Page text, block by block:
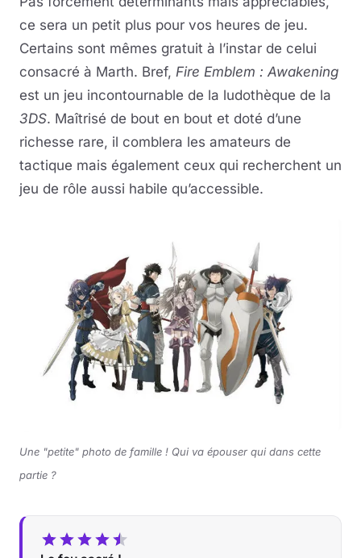
ce sera un petit plus pour vos heures de jeu.
Certains sont mêmes gratuit à l’instar de celui
consacré à Marth. Bref, Fire Emblem : Awakening
est un jeu incontournable de la ludothèque de la
3DS. Maîtrisé de bout en bout et doté d’une
richesse rare, il comblera les amateurs de
tactique mais également ceux qui recherchent un
jeu de rôle aussi habile qu’accessible.
Une "petite" photo de famille ! Qui va épouser qui dans cette
partie ?